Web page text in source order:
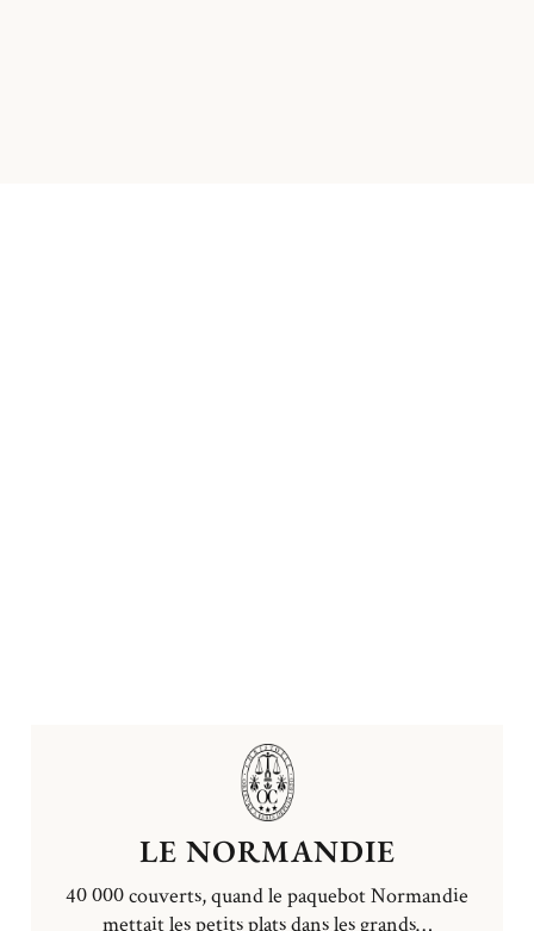
LE NORMANDIE
40 000 couverts, quand le paquebot Normandie
mettait les petits plats dans les grands…